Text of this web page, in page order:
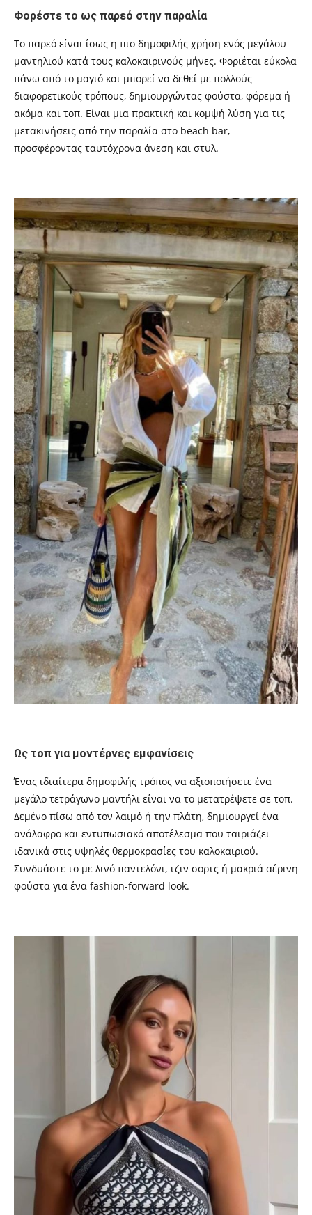
Φορέστε το ως παρεό στην παραλία
Το παρεό είναι ίσως η πιο δημοφιλής χρήση ενός μεγάλου
μαντηλιού κατά τους καλοκαιρινούς μήνες. Φοριέται εύκολα
πάνω από το μαγιό και μπορεί να δεθεί με πολλούς
διαφορετικούς τρόπους, δημιουργώντας φούστα, φόρεμα ή
ακόμα και τοπ. Είναι μια πρακτική και κομψή λύση για τις
μετακινήσεις από την παραλία στο beach bar,
προσφέροντας ταυτόχρονα άνεση και στυλ.
Ως τοπ για μοντέρνες εμφανίσεις
Ένας ιδιαίτερα δημοφιλής τρόπος να αξιοποιήσετε ένα
μεγάλο τετράγωνο μαντήλι είναι να το μετατρέψετε σε τοπ.
Δεμένο πίσω από τον λαιμό ή την πλάτη, δημιουργεί ένα
ανάλαφρο και εντυπωσιακό αποτέλεσμα που ταιριάζει
ιδανικά στις υψηλές θερμοκρασίες του καλοκαιριού.
Συνδυάστε το με λινό παντελόνι, τζιν σορτς ή μακριά αέρινη
φούστα για ένα fashion-forward look.